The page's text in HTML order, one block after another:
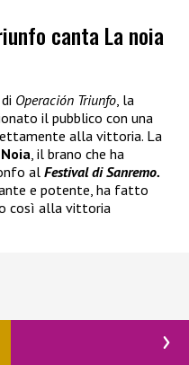
canta La noia
Operación Triunfo , la
il pubblico con una
alla vittoria. La
, il brano che ha
al Festival di Sanremo.
e potente, ha fatto
così alla vittoria